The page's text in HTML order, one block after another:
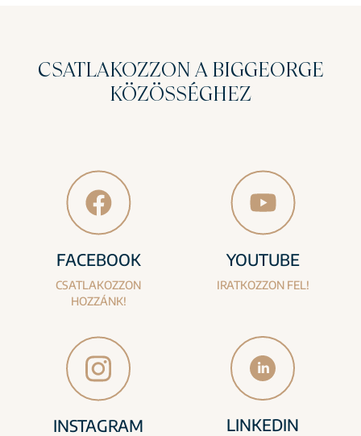
CSATLAKOZZON A BIGGEORGE
KÖZÖSSÉGHEZ
FACEBOOK
CSATLAKOZZON
HOZZÁNK!
YOUTUBE
IRATKOZZON FEL!
INSTAGRAM LINKEDIN